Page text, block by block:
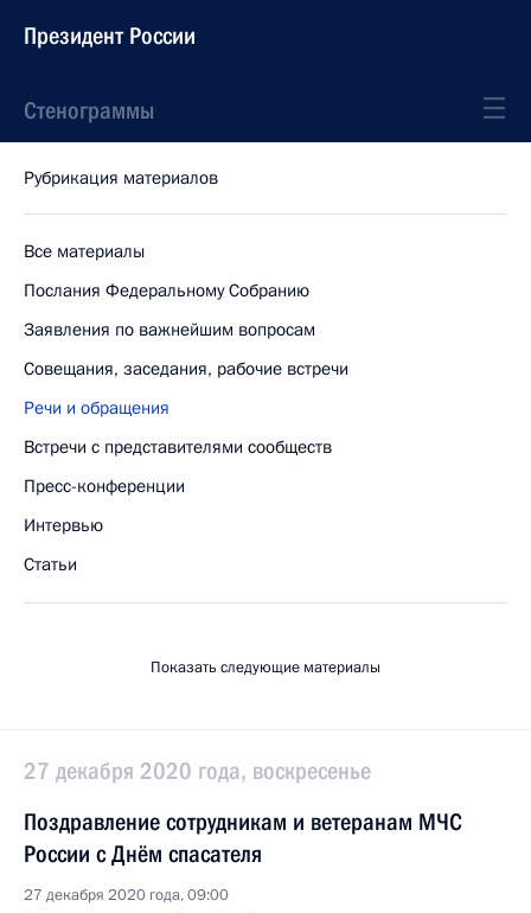
Президент России
Стенограммы
Рубрикация материалов
Все материалы
Послания Федеральному Собранию
Заявления по важнейшим вопросам
Совещания, заседания, рабочие встречи
Речи и обращения
Встречи с представителями сообществ
Пресс-конференции
Интервью
Статьи
Показать следующие материалы
27 декабря 2020 года, воскресенье
Поздравление сотрудникам и ветеранам МЧС
России с Днём спасателя
27 декабря 2020 года, 09:00